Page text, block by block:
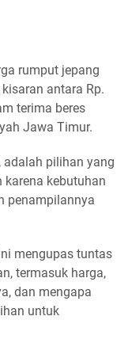
rumput jepang
antara Rp.
terima beres
Jawa Timur.
adalah pilihan yang
kebutuhan
penampilannya
mengupas tuntas
termasuk harga,
dan mengapa
untuk